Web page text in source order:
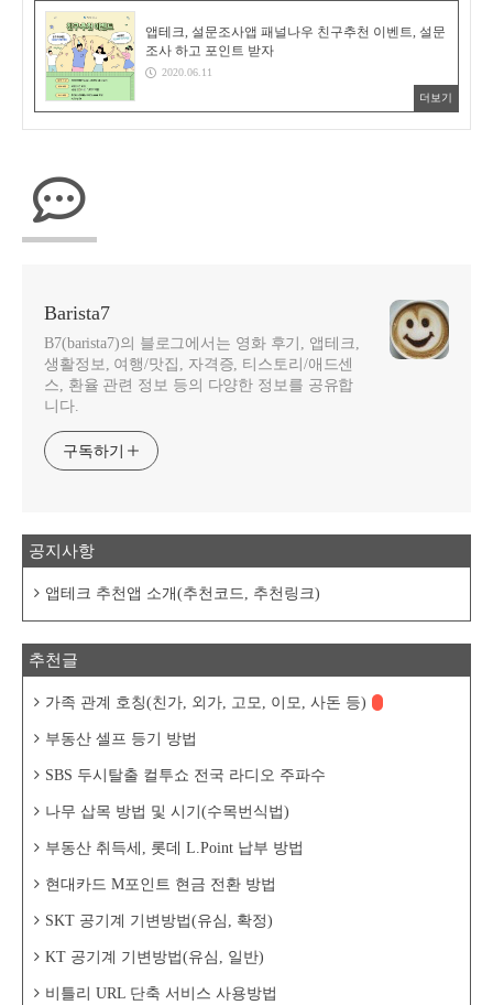
앱테크, 설문조사앱 패널나우 친구추천 이벤트, 설문
조사 하고 포인트 받자
2020.06.11
더보기
Barista7
B7(barista7)의 블로그에서는 영화 후기, 앱테크,
생활정보, 여행/맛집, 자격증, 티스토리/애드센
스, 환율 관련 정보 등의 다양한 정보를 공유합
니다.
구독하기
공지사항
앱테크 추천앱 소개(추천코드, 추천링크)
추천글
가족 관계 호칭(친가, 외가, 고모, 이모, 사돈 등)
부동산 셀프 등기 방법
SBS 두시탈출 컬투쇼 전국 라디오 주파수
나무 삽목 방법 및 시기(수목번식법)
부동산 취득세, 롯데 L.Point 납부 방법
현대카드 M포인트 현금 전환 방법
SKT 공기계 기변방법(유심, 확정)
KT 공기계 기변방법(유심, 일반)
비틀리 URL 단축 서비스 사용방법